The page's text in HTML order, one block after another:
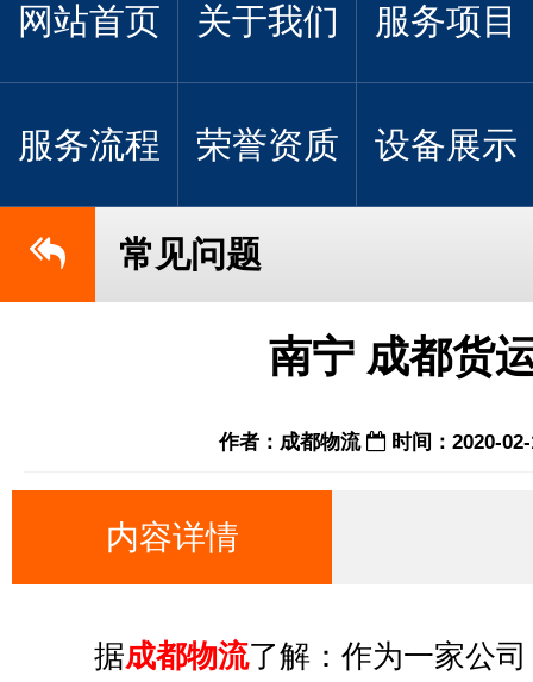
网站首页 关于我们 服务项目
服务流程 荣誉资质 设备展示
常见问题
南宁 成都货
作者：成都物流 时间：2020-
内容详情
据成都物流了解：作为一家公